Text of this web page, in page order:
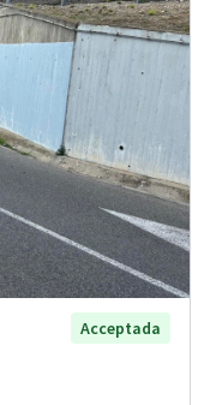
Acceptada